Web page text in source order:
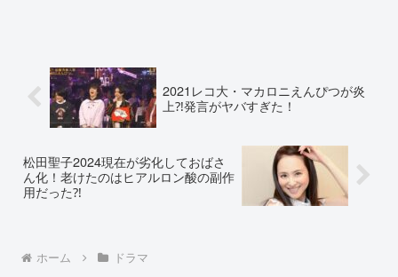
2021レコ大・マカロニえんぴつが炎
上⁈発言がヤバすぎた！
松田聖子2024現在が劣化しておばさ
ん化！老けたのはヒアルロン酸の副作
用だった⁈
ホーム ドラマ